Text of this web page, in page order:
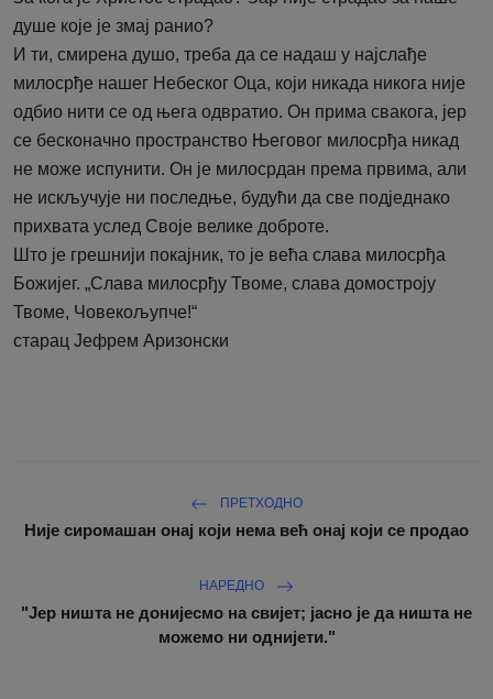
душе које је змај ранио?
И ти, смирена душо, треба да се надаш у најслађе
милосрђе нашег Небеског Оца, који никада никога није
одбио нити се од њега одвратио. Он прима свакога, јер
се бесконачно пространство Његовог милосрђа никад
не може испунити. Он је милосрдан према првима, али
не искључује ни последње, будући да све подједнако
прихвата услед Своје велике доброте.
Што је грешнији покајник, то је већа слава милосрђа
Божијег. „Слава милосрђу Твоме, слава домостроју
Твоме, Човекољупче!“
старац Јефрем Аризонски
ПРЕТХОДНО
Није сиромашан онај који нема већ онај који се продао
НАРЕДНО
"Јер ништа не донијесмо на свијет; јасно је да ништа не
можемо ни однијети."